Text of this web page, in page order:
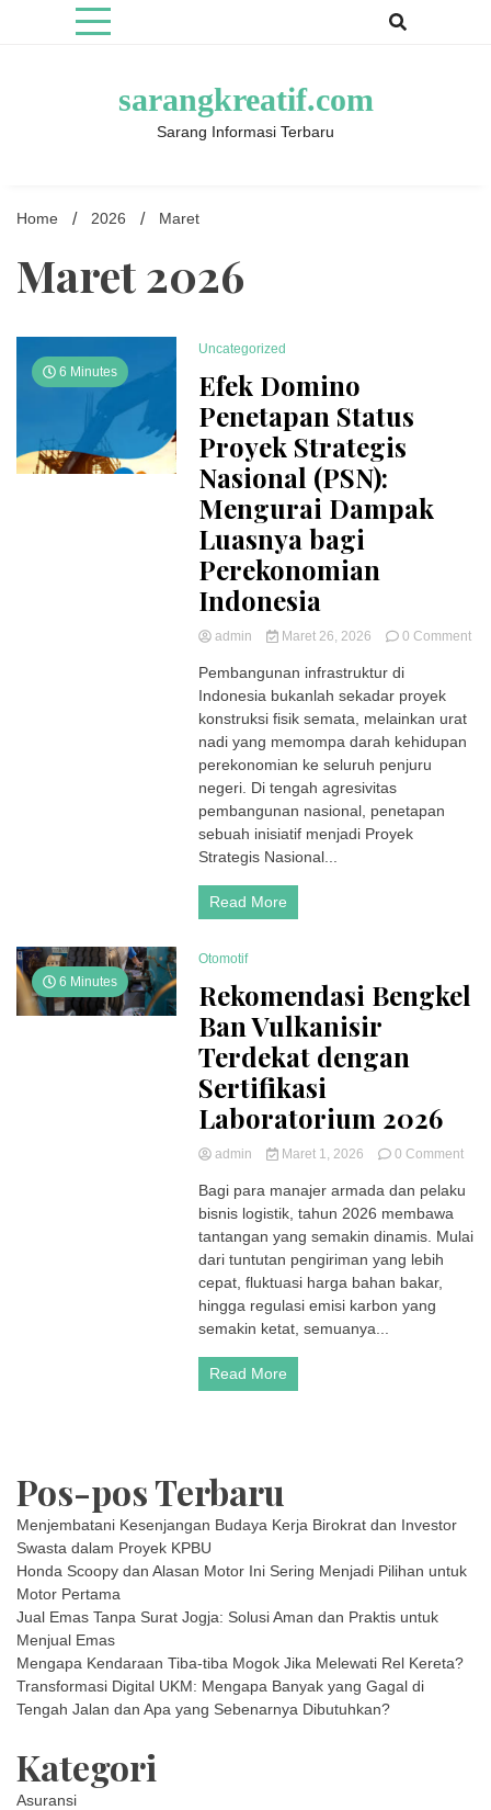
sarangkreatif.com
Sarang Informasi Terbaru
Home 2026 Maret
Maret 2026
6 Minutes
Uncategorized
Efek Domino
Penetapan Status
Proyek Strategis
Nasional (PSN):
Mengurai Dampak
Luasnya bagi
Perekonomian
Indonesia
admin Maret 26, 2026 0 Commenton
Pembangunan infrastruktur di
Indonesia bukanlah sekadar proyek
konstruksi fisik semata, melainkan urat
nadi yang memompa darah kehidupan
perekonomian ke seluruh penjuru
negeri. Di tengah agresivitas
pembangunan nasional, penetapan
sebuah inisiatif menjadi Proyek
Strategis Nasional...
Read More
6 Minutes
Otomotif
Rekomendasi Bengkel
Ban Vulkanisir
Terdekat dengan
Sertifikasi
Laboratorium 2026
admin Maret 1, 2026 0 Commenton
Bagi para manajer armada dan pelaku
bisnis logistik, tahun 2026 membawa
tantangan yang semakin dinamis. Mulai
dari tuntutan pengiriman yang lebih
cepat, fluktuasi harga bahan bakar,
hingga regulasi emisi karbon yang
semakin ketat, semuanya...
Read More
Pos-pos Terbaru
Menjembatani Kesenjangan Budaya Kerja Birokrat dan Investor
Swasta dalam Proyek KPBU
Honda Scoopy dan Alasan Motor Ini Sering Menjadi Pilihan untuk
Motor Pertama
Jual Emas Tanpa Surat Jogja: Solusi Aman dan Praktis untuk
Menjual Emas
Mengapa Kendaraan Tiba-tiba Mogok Jika Melewati Rel Kereta?
Transformasi Digital UKM: Mengapa Banyak yang Gagal di
Tengah Jalan dan Apa yang Sebenarnya Dibutuhkan?
Kategori
Asuransi